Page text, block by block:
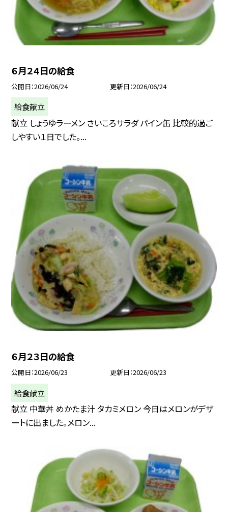
６月２４日の給食
公開日 2026/06/24 更新日 2026/06/24
給食献立
献立 しょうゆラーメン さいころサラダ パイン缶 比較的過ご
しやすい１日でした。...
６月２３日の給食
公開日 2026/06/23 更新日 2026/06/23
給食献立
献立 中華丼 めかたま汁 タカミメロン 今日はメロンがデザ
ートに出ました。メロン...